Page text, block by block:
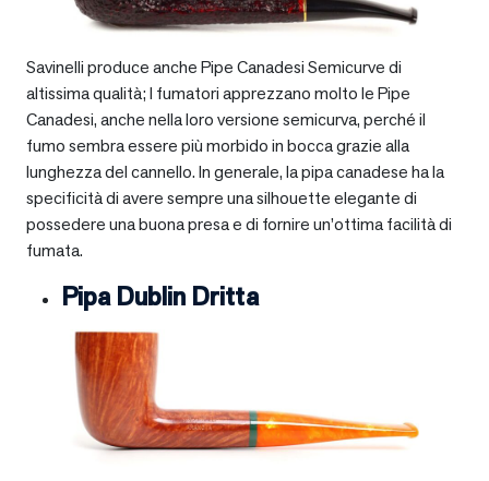
Savinelli produce anche Pipe Canadesi Semicurve di
altissima qualità; I fumatori apprezzano molto le Pipe
Canadesi, anche nella loro versione semicurva, perché il
fumo sembra essere più morbido in bocca grazie alla
lunghezza del cannello. In generale, la pipa canadese ha la
specificità di avere sempre una silhouette elegante di
possedere una buona presa e di fornire un’ottima facilità di
fumata.
Pipa Dublin Dritta